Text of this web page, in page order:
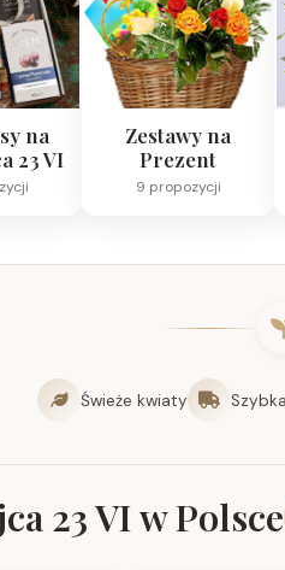
na
23 VI
Zestawy na
Prezent
9 propozycji
Świeże kwiaty
23 VI w Polsce